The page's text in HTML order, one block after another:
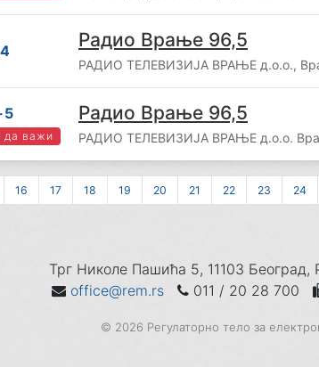
Радио Врање 96,5
РАДИО ТЕЛЕВИЗИЈА ВРАЊЕ д.о.о.,
5
да важи
Радио Врање 96,5
РАДИО ТЕЛЕВИЗИЈА ВРАЊЕ д.о.о.
16 17 18 19 20 21 22 23 24
Трг Николе Пашића 5, 11103 Београд,
office@rem.rs
011 / 20 28 700
© 2026 Регулаторно тело за